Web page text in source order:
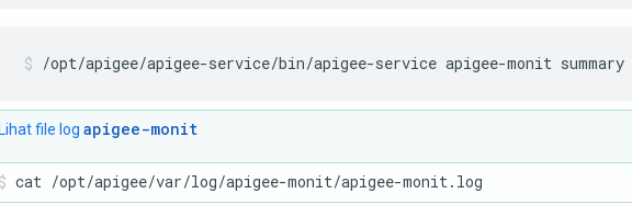
/opt/apigee/apigee-service/bin/apigee-service apigee-monit summary
Lihat file log apigee-monit
cat /opt/apigee/var/log/apigee-monit/apigee-monit.log